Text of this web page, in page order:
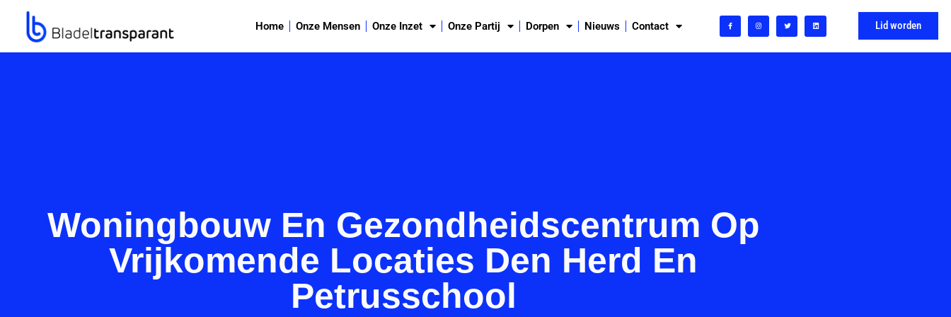
Home Onze Mensen Onze Inzet Onze Partij Dorpen Nieuws Contact Lid worden
Woningbouw En Gezondheidscentrum Op
Vrijkomende Locaties Den Herd En
Petrusschool